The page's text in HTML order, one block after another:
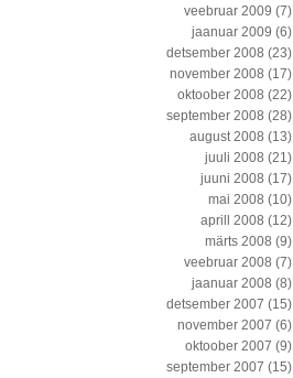
veebruar 2009 (7)
jaanuar 2009 (6)
detsember 2008 (23)
november 2008 (17)
oktoober 2008 (22)
september 2008 (28)
august 2008 (13)
juuli 2008 (21)
juuni 2008 (17)
mai 2008 (10)
aprill 2008 (12)
märts 2008 (9)
veebruar 2008 (7)
jaanuar 2008 (8)
detsember 2007 (15)
november 2007 (6)
oktoober 2007 (9)
september 2007 (15)